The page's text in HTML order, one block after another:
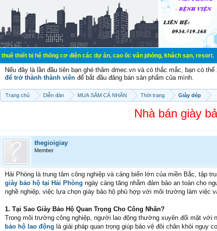
hệ thống cơ điện các dự án, cao ốc văn phòng, khách sạn, resort.
Nếu đây là lần đầu tiên bạn ghé thăm dmec.vn và có thắc mắc, bạn có
để trở thành thành viên để bắt đầu đăng bán sản phẩm của mình.
Trang chủ Diễn đàn MUA SẮM CÁ NHÂN Thời trang Giày dép
Nhà bán giày
thegioigiay
Member
Hải Phòng là trung tâm công nghiệp và cảng biển lớn của miền Bắc, tập
giày bảo hộ tại Hải Phòng ngày càng tăng nhằm đảm bảo an toàn cho
nghề nghiệp, việc lựa chọn giày bảo hộ phù hợp với môi trường làm việc
1. Tại Sao Giày Bảo Hộ Quan Trọng Cho Công Nhân?
Trong môi trường công nghiệp, người lao động thường xuyên đối mặt
bảo hộ lao động là giải pháp quan trọng giúp bảo vệ đôi chân khỏi